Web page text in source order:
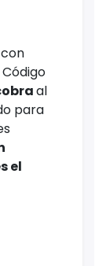
al
para
el